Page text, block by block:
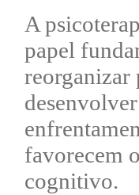
A
papel
reorganizar
favorecem
cognitivo.